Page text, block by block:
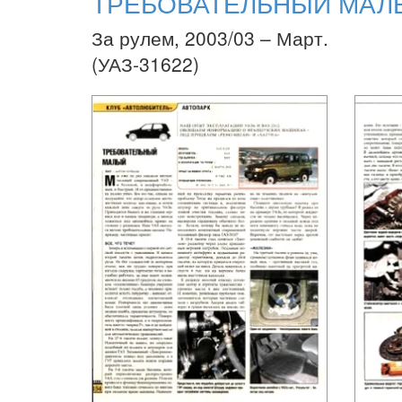
За рулем, 2003/03 – Март.
(УАЗ-31622)